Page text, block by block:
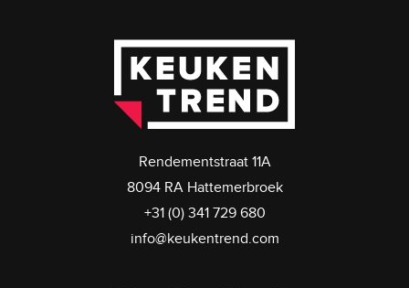
Rendementstraat 11A
8094 RA Hattemerbroek
+31 (0) 341 729 680
info@keukentrend.com